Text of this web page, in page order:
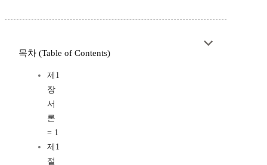
목차 (Table of Contents)
제1
장
서
론
= 1
제1
절